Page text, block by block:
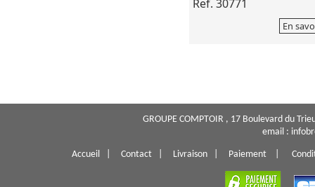
Ref. 30771
En
GROUPE COMPTOIR , 17 Boulevard du
email :
Accueil Contact Livraison Paiement